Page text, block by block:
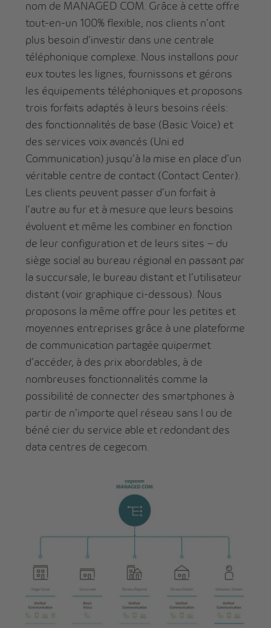
nom de MANAGED COM. Grâce à cette offre
tout-en-un 100% flexible, nos clients n’ont
plus besoin d’investir dans une centrale
téléphonique complexe. Nous installons pour
eux toutes les lignes, fournissons et gérons
les équipements téléphoniques et proposons
trois forfaits adaptés à leurs besoins réels:
des fonctionnalités de base (Basic Voice) et
des services voix avancés (Uni ed
Communication) jusqu’à la mise en place d’un
véritable centre de contact (Contact Center).
Les clients peuvent passer d’un forfait à
l’autre au fur et à mesure que leurs besoins
évoluent et même les combiner en fonction
de leur configuration et de leurs sites – du
siège social au bureau régional en passant par
la succursale, le bureau distant et l’utilisateur
distant (voir graphique ci-dessous). Nous
proposons la même offre pour les petites et
moyennes entreprises grâce à une plateforme
de communication partagée quipermet
d’accéder, à des prix abordables, à de
nombreuses fonctionnalités comme la
possibilité de connecter des smartphones à
partir de n’importe quel réseau sans l ou de
béné cier du service able et redondant des
data centres de cegecom.